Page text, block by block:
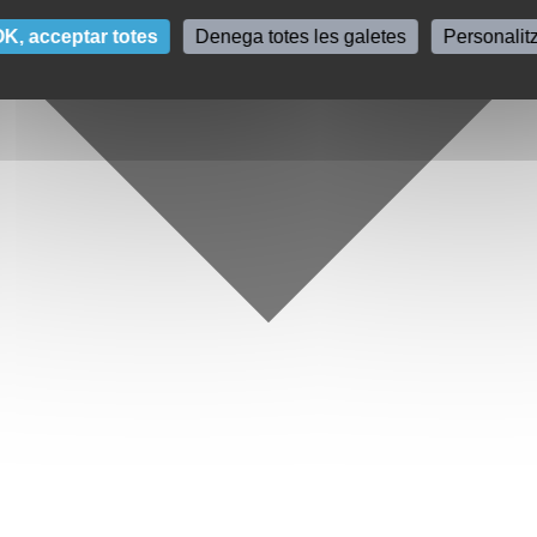
acceptar totes Denega totes les galetes